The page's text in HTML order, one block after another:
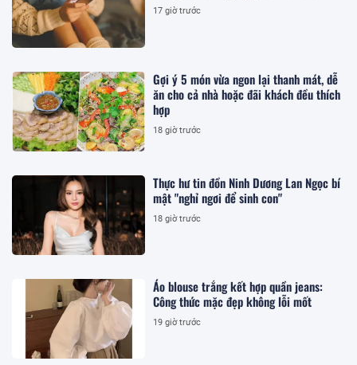
17 giờ trước
Gợi ý 5 món vừa ngon lại thanh mát, dễ
ăn cho cả nhà hoặc đãi khách đều thích
hợp
18 giờ trước
Thực hư tin đồn Ninh Dương Lan Ngọc bí
mật "nghỉ ngơi để sinh con"
18 giờ trước
Áo blouse trắng kết hợp quần jeans:
Công thức mặc đẹp không lỗi mốt
19 giờ trước